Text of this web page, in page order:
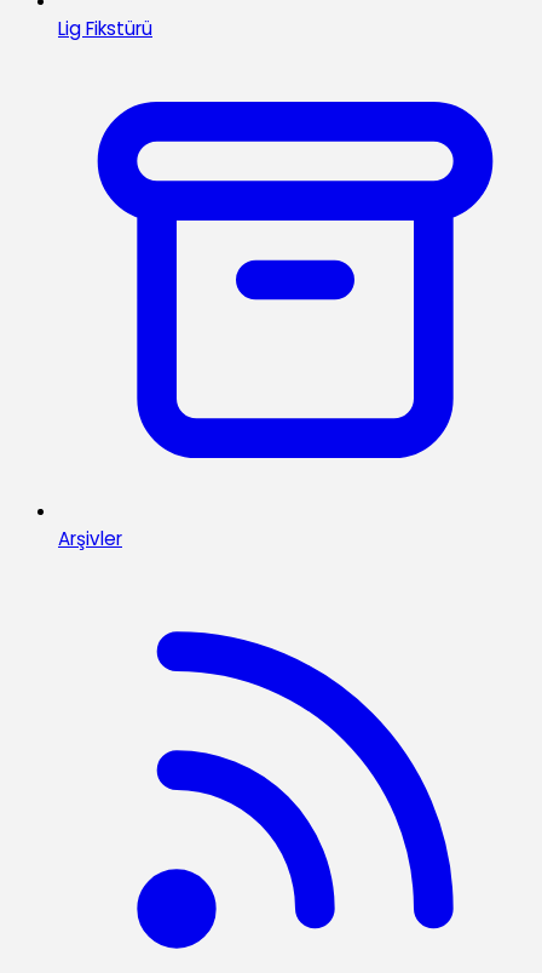
Lig Fikstürü
Arşivler